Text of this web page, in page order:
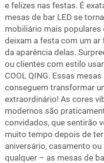
e felizes nas festas. É
mesas de bar LED se
mobiliário mais populares
deixam a festa com um
da aparência delas.
ou clientes com estilo
COOL QING. Essas
conseguem transformar
extraordinário! As cores
modernos são
convidados, que sentirão
muito tempo depois de
aniversário, casamento
qualquer – as mesas de